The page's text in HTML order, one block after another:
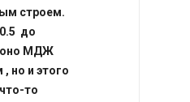
строем.
до
МДЖ
но и этого
то